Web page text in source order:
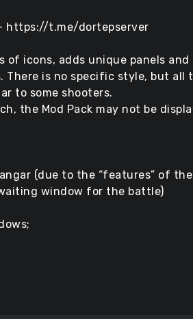
https://t.me/dortepserver
of icons, adds unique panels and
There is no specific style, but all
to some shooters.
the Mod Pack may not be
(due to the “features” of
window for the battle)